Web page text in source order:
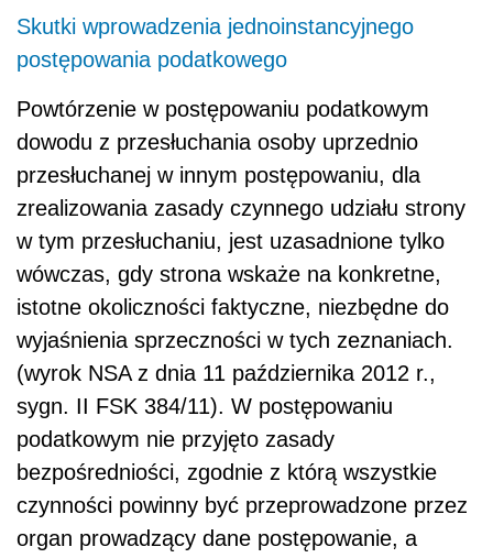
Skutki wprowadzenia jednoinstancyjnego
postępowania podatkowego
Powtórzenie w postępowaniu podatkowym
dowodu z przesłuchania osoby uprzednio
przesłuchanej w innym postępowaniu, dla
zrealizowania zasady czynnego udziału strony
w tym przesłuchaniu, jest uzasadnione tylko
wówczas, gdy strona wskaże na konkretne,
istotne okoliczności faktyczne, niezbędne do
wyjaśnienia sprzeczności w tych zeznaniach.
(wyrok NSA z dnia 11 października 2012 r.,
sygn. II FSK 384/11). W postępowaniu
podatkowym nie przyjęto zasady
bezpośredniości, zgodnie z którą wszystkie
czynności powinny być przeprowadzone przez
organ prowadzący dane postępowanie, a